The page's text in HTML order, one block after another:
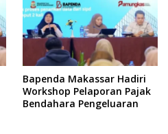
Bapenda Makassar Hadiri
Workshop Pelaporan Pajak
Bendahara Pengeluaran